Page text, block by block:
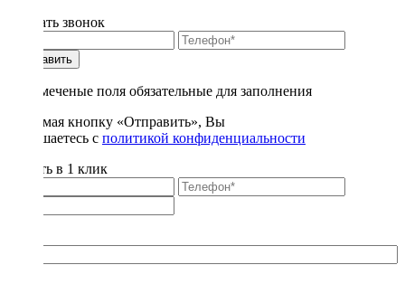
Заказать звонок
Отправить
* - отмеченые поля обязательные для заполнения
Нажимая кнопку «Отправить», Вы
соглашаетесь с политикой конфиденциальности
Купить в 1 клик